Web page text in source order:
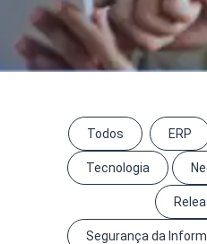
Todos ERP
Tecnologia
Segurança da